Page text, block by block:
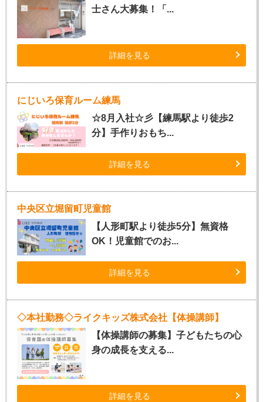
士さん大募集！「...
詳細を見る
にじいろ保育ルーム練馬
☆8月入社☆彡【練馬駅より徒歩2
分】手作りおもち...
詳細を見る
中央区立堀留町児童館
【人形町駅より徒歩5分】無資格
OK！児童館でのお...
詳細を見る
◇本社勤務◇ライクキッズ株式会社【体操講師】
【体操講師の募集】子どもたちの心
身の成長を支える...
詳細を見る